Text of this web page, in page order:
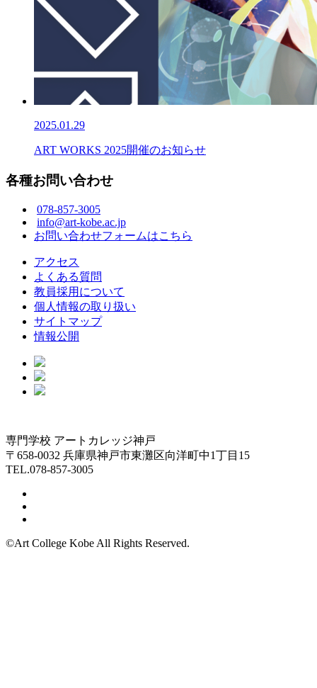
2025.01.29
ART WORKS 2025開催のお知らせ
各種お問い合わせ
078-857-3005
info@art-kobe.ac.jp
お問い合わせフォームはこちら
アクセス
よくある質問
教員採用について
個人情報の取り扱い
サイトマップ
情報公開
専門学校 アートカレッジ神戸
〒658-0032 兵庫県神戸市東灘区向洋町中1丁目15
TEL.078-857-3005
©Art College Kobe All Rights Reserved.